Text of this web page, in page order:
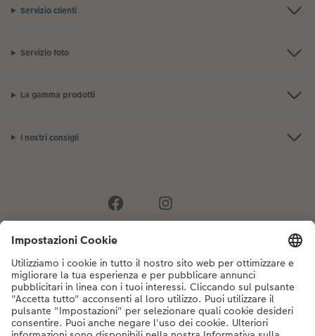
Servizio clienti
Servizio foto
La gamma prodotti
I nostri consigli
Se hai domande sui prodotti o sull'ordine, non esitare a contattarci dal
lunedì alla domenica dalle 9:00 alle 20:00 (esclusi i giorni festivi) al
numero di telefono 044 499 10 35dal lunedì alla domenica, dalle 9:00 alle
20:00 (festività escluse)
DE|FR|IT